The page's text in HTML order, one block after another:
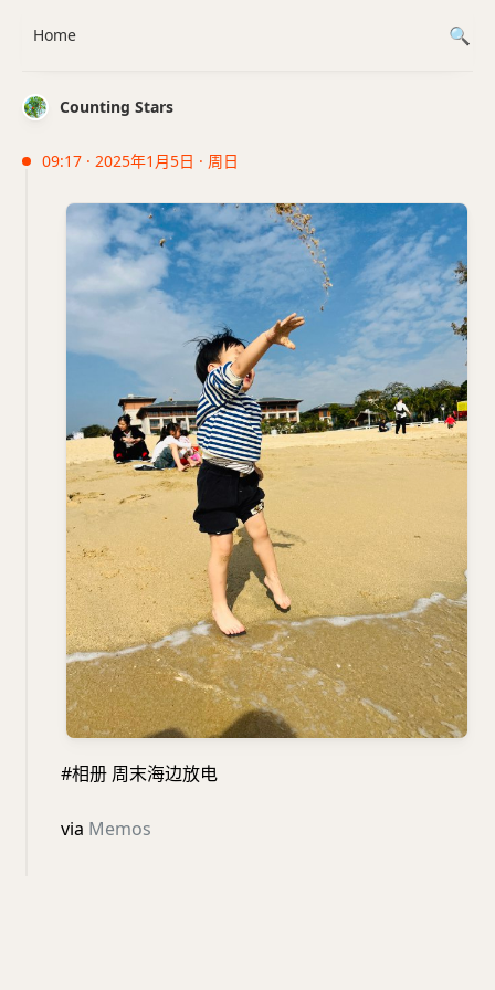
Counting Stars
09:17 · 2025年1月5日 · 周日
#相册 周末海边放电
via Memos
Home